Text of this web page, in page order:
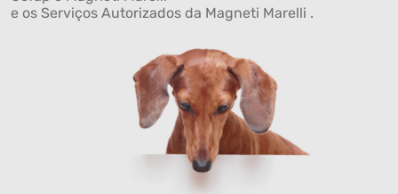
e os Serviços Autorizados da Magneti Marelli .